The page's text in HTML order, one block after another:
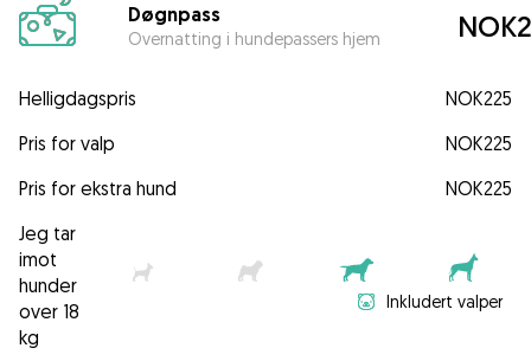
Døgnpass
Overnatting i hundepassers hjem
Helligdagspris
NOK225
Pris for valp
NOK225
Pris for ekstra hund
NOK225
Jeg tar
imot
hunder
over 18
kg
Inkludert valper